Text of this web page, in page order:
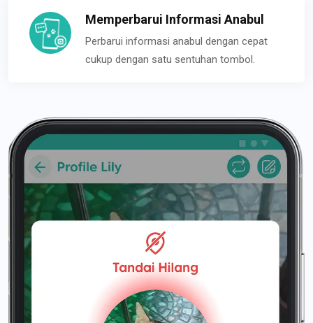
Memperbarui Informasi Anabul
Perbarui informasi anabul dengan cepat
cukup dengan satu sentuhan tombol.